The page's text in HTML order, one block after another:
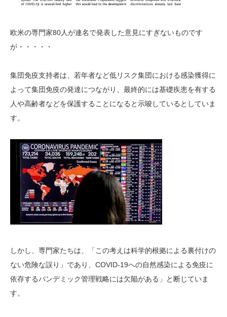
欧米の専門家80人が連名で発表した意見にすぎないものです
が・・・・・
集団免疫支持者は、若年者など低リスク集団における感染獲得に
よって集団免疫の発達につながり、最終的には基礎疾患を有する
人や高齢者などを保護することになると示唆しているとしていま
す。
しかし、専門家たちは、「この考えは科学的根拠による裏付けの
ない危険な誤り」であり、COVID-19への自然感染による免疫に
依存するパンデミック管理戦略には欠陥がある」と断じていま
す。